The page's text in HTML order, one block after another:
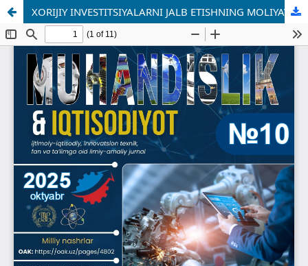
XORIJIY INVESTITSIYALARNI JALB ETISHNING MOLIYAVIY MEXANIZMLARINI SHAKLLANTIRISHNING NAZARIY ASOSLARI